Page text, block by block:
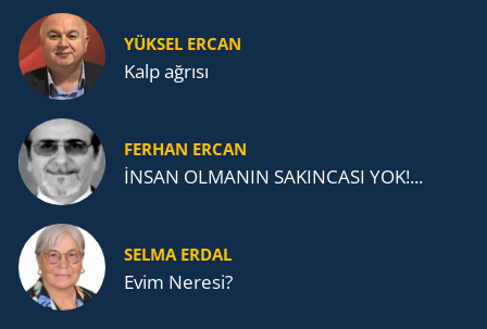
YÜKSEL ERCAN
Kalp ağrısı
FERHAN ERCAN
İNSAN OLMANIN SAKINCASI YOK!...
SELMA ERDAL
Evim Neresi?